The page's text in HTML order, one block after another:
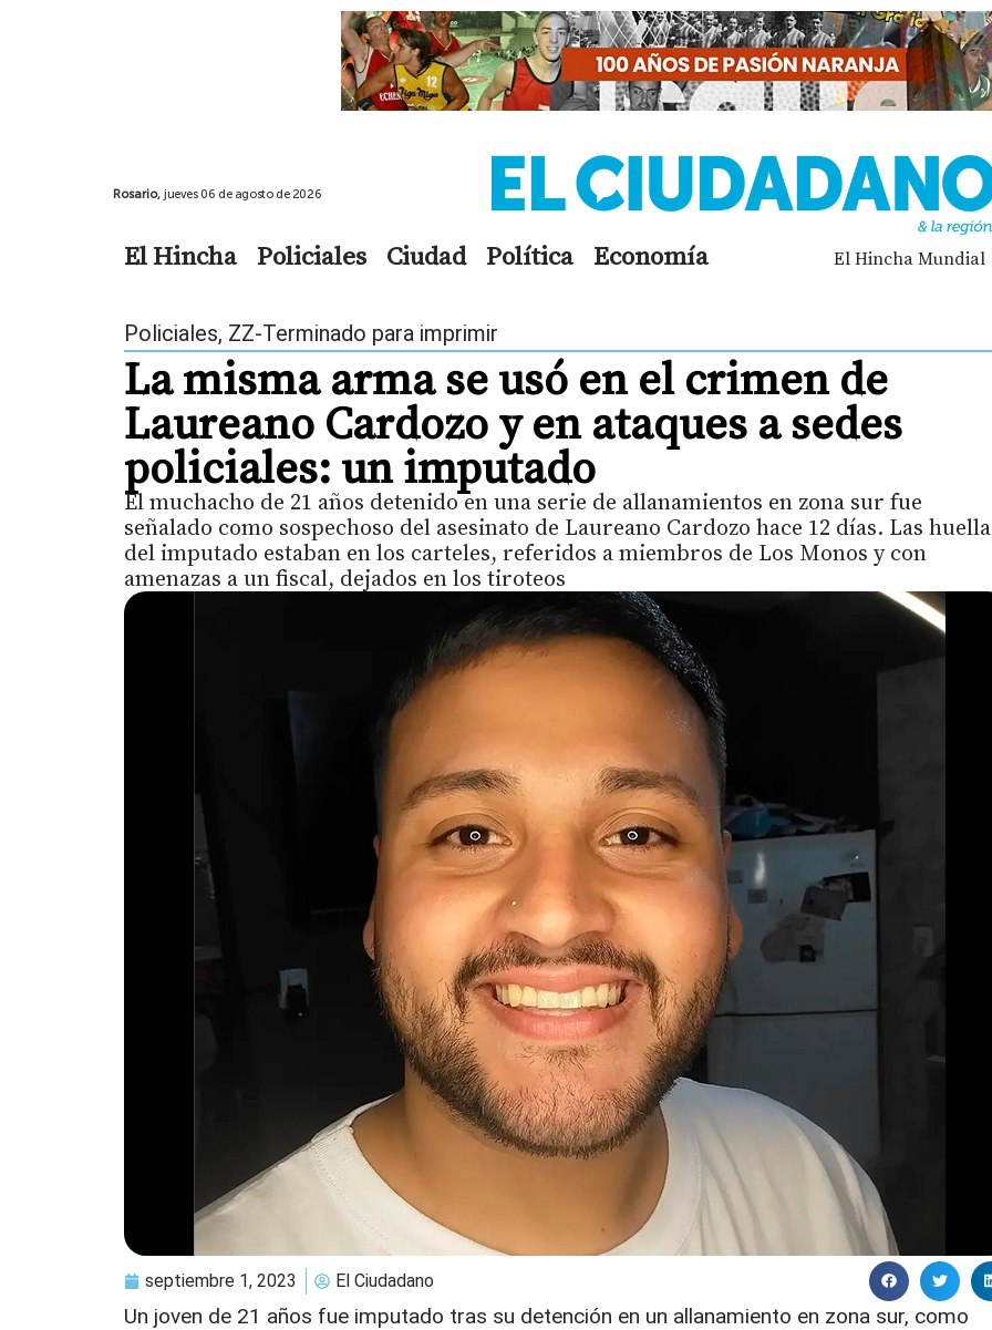
Rosario, jueves 06 de agosto de 2026
El Hincha Policiales Ciudad Política Economía El Hincha Mundial
Policiales, ZZ-Terminado para imprimir
La misma arma se usó en el crimen de
Laureano Cardozo y en ataques a sedes
policiales: un imputado
El muchacho de 21 años detenido en una serie de allanamientos en zona sur fue
señalado como sospechoso del asesinato de Laureano Cardozo hace 12 días. Las
del imputado estaban en los carteles, referidos a miembros de Los Monos y con
amenazas a un fiscal, dejados en los tiroteos
septiembre 1, 2023 El Ciudadano
Un joven de 21 años fue imputado tras su detención en un allanamiento en zona sur, como